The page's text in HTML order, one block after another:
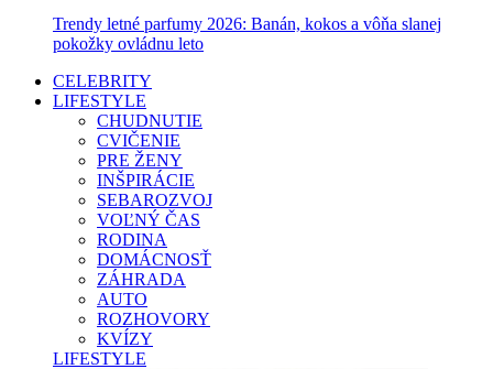
Trendy letné parfumy 2026: Banán, kokos a vôňa slanej
pokožky ovládnu leto
CELEBRITY
LIFESTYLE
CHUDNUTIE
CVIČENIE
PRE ŽENY
INŠPIRÁCIE
SEBAROZVOJ
VOĽNÝ ČAS
RODINA
DOMÁCNOSŤ
ZÁHRADA
AUTO
ROZHOVORY
KVÍZY
LIFESTYLE